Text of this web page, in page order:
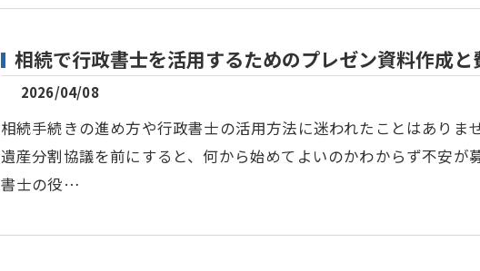
相続で行政書士を活用するためのプレゼン資料作成
2026/04/08
相続手続きの進め方や行政書士の活用方法に迷われたことはありま
遺産分割協議を前にすると、何から始めてよいのかわからず不安が
書士の役…